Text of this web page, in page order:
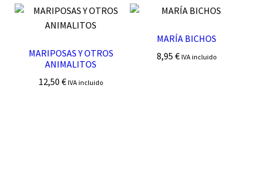
MARIPOSAS Y OTROS
ANIMALITOS
12,50€ IVA incluido
MARÍA BICHOS
8,95 € IVA incluido